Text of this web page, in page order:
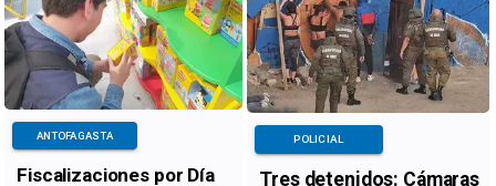
Fiscalizaciones por Día
ANTOFAGASTA
Tres detenidos: Cámaras
POLICIAL